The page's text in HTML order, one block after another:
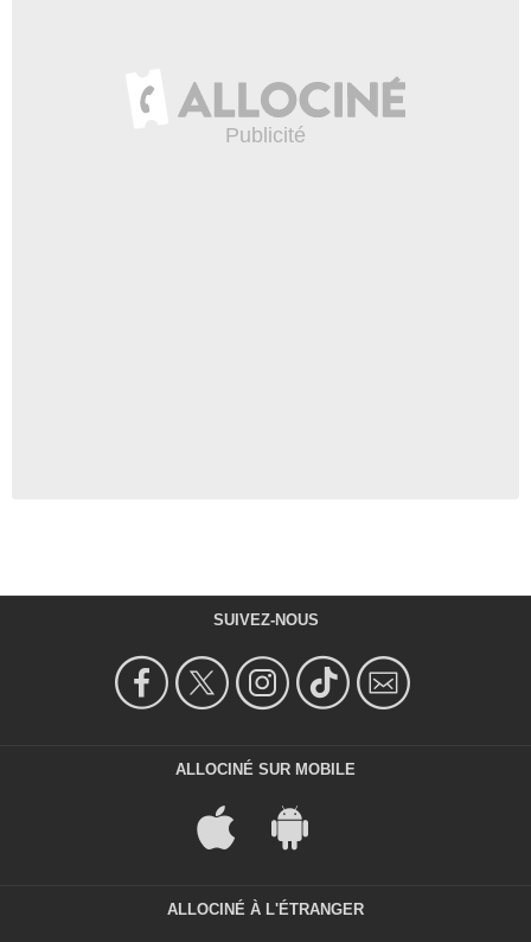
SUIVEZ-NOUS
ALLOCINÉ SUR MOBILE
ALLOCINÉ À L'ÉTRANGER